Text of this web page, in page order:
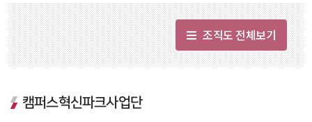
조직도 전체보기
캠퍼스혁신파크사업단